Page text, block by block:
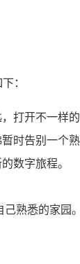
：
打开不一样的
时告别一个熟
数字旅程。
熟悉的家园。